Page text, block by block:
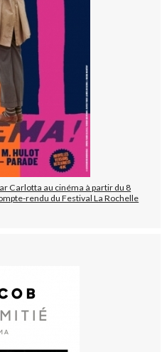
Carlotta au cinéma à partir du 8
rendu du Festival La Rochelle